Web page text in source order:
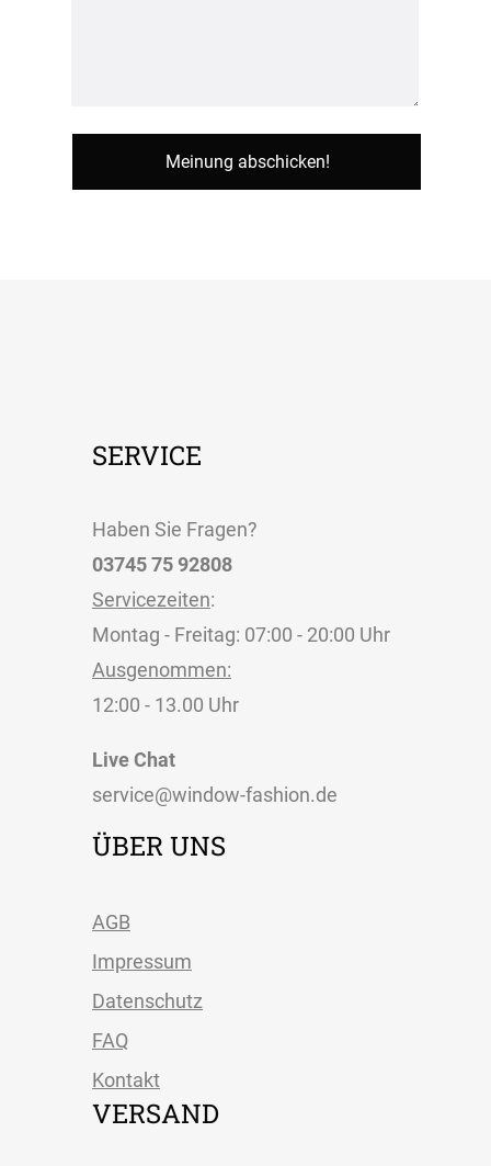
SERVICE
Haben Sie Fragen?
03745 75 92808
Servicezeiten:
Montag - Freitag: 07:00 - 20:00 Uhr
Ausgenommen:
12:00 - 13.00 Uhr
Live Chat
service@window-fashion.de
ÜBER UNS
AGB
Impressum
Datenschutz
FAQ
Kontakt
VERSAND